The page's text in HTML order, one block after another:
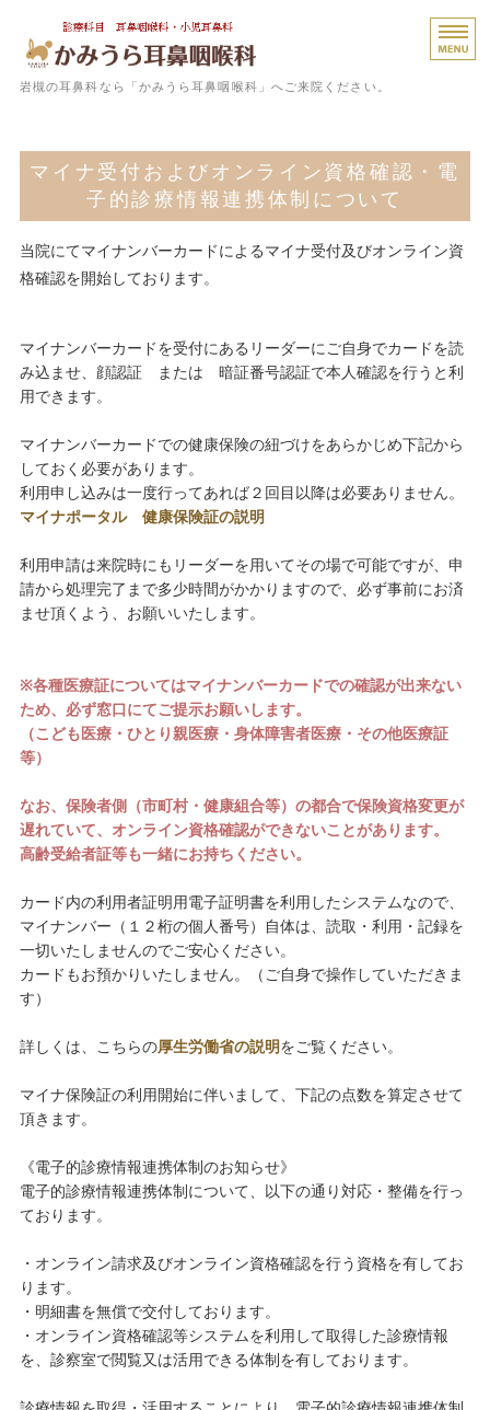
岩槻
岩槻の耳鼻科なら「かみうら耳鼻咽喉科」へご来院ください。
診療内容
医院概要
マイナ受付およびオンライン資格確認・電
子的診療情報連携体制について
当院にてマイナンバーカードによるマイナ受付及びオンライン資
格確認を開始しております。
マイナンバーカードを受付にあるリーダーにご自身でカードを読
み込ませ、顔認証 または 暗証番号認証で本人確認を行うと利
用できます。
マイナンバーカードでの健康保険の紐づけをあらかじめ下記から
しておく必要があります。
利用申し込みは一度行ってあれば２回目以降は必要ありません。
マイナポータル 健康保険証の説明
利用申請は来院時にもリーダーを用いてその場で可能ですが、申
請から処理完了まで多少時間がかかりますので、必ず事前にお済
ませ頂くよう、お願いいたします。
※各種医療証についてはマイナンバーカードでの確認が出来ない
ため、必ず窓口にてご提示お願いします。
（こども医療・ひとり親医療・身体障害者医療・その他医療証
等）
なお、保険者側（市町村・健康組合等）の都合で保険資格変更が
遅れていて、オンライン資格確認ができないことがあります。
高齢受給者証等も一緒にお持ちください。
カード内の利用者証明用電子証明書を利用したシステムなので、
マイナンバー（１２桁の個人番号）自体は、読取・利用・記録を
一切いたしませんのでご安心ください。
カードもお預かりいたしません。（ご自身で操作していただきま
す）
詳しくは、こちらの厚生労働省の説明をご覧ください。
マイナ保険証の利用開始に伴いまして、下記の点数を算定させて
頂きます。
《電子的診療情報連携体制のお知らせ》
電子的診療情報連携体制について、以下の通り対応・整備を行っ
ております。
・オンライン請求及びオンライン資格確認を行う資格を有してお
ります。
・明細書を無償で交付しております。
・オンライン資格確認等システムを利用して取得した診療情報
を、診察室で閲覧又は活用できる体制を有しております。